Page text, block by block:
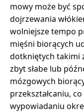
mowy może być
dojrzewania
wolniejsze tempo
mięśni biorących
dotkniętych takimi
zbyt słabe lub
mózgowych
przekształcaniu,
wypowiadaniu